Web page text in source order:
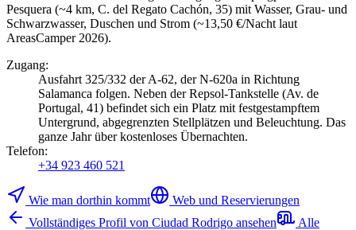
Pesquera (~4 km, C. del Regato Cachón, 35) mit Wasser, Grau- und
Schwarzwasser, Duschen und Strom (~13,50 €/Nacht laut
AreasCamper 2026).
Zugang:
Ausfahrt 325/332 der A-62, der N-620a in Richtung
Salamanca folgen. Neben der Repsol-Tankstelle (Av. de
Portugal, 41) befindet sich ein Platz mit festgestampftem
Untergrund, abgegrenzten Stellplätzen und Beleuchtung. Das
ganze Jahr über kostenloses Übernachten.
Telefon:
+34 923 460 521
Wie man dorthin kommt
Web und Reservierungen
Vollständiges Profil von Ciudad Rodrigo ansehen
Alle